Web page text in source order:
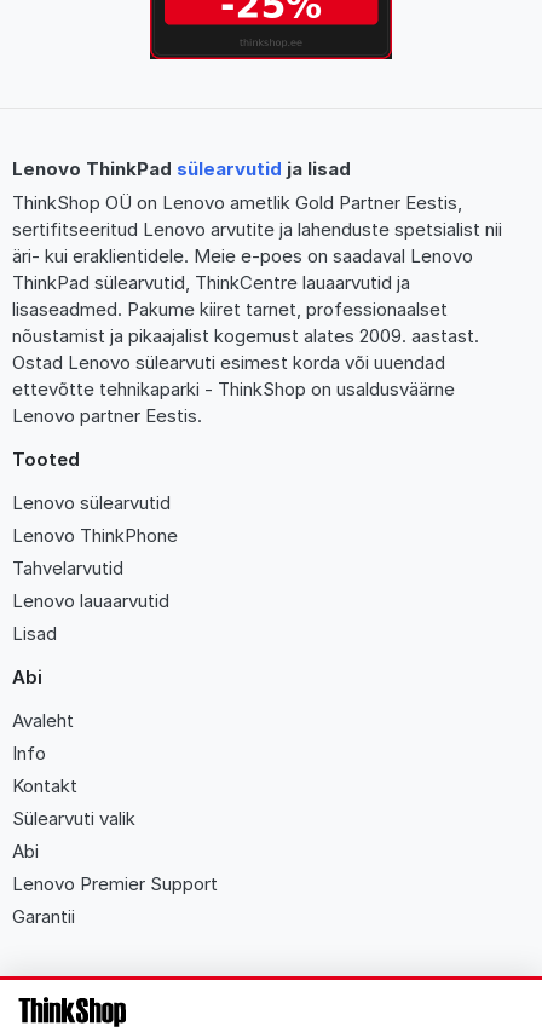
Lenovo ThinkPad sülearvutid ja lisad
ThinkShop OÜ on Lenovo ametlik Gold Partner Eestis,
sertifitseeritud Lenovo arvutite ja lahenduste spetsialist nii
äri- kui eraklientidele. Meie e-poes on saadaval Lenovo
ThinkPad sülearvutid, ThinkCentre lauaarvutid ja
lisaseadmed. Pakume kiiret tarnet, professionaalset
nõustamist ja pikaajalist kogemust alates 2009. aastast.
Ostad Lenovo sülearvuti esimest korda või uuendad
ettevõtte tehnikaparki - ThinkShop on usaldusväärne
Lenovo partner Eestis.
Tooted
Lenovo sülearvutid
Lenovo ThinkPhone
Tahvelarvutid
Lenovo lauaarvutid
Lisad
Abi
Avaleht
Info
Kontakt
Sülearvuti valik
Abi
Lenovo Premier Support
Garantii